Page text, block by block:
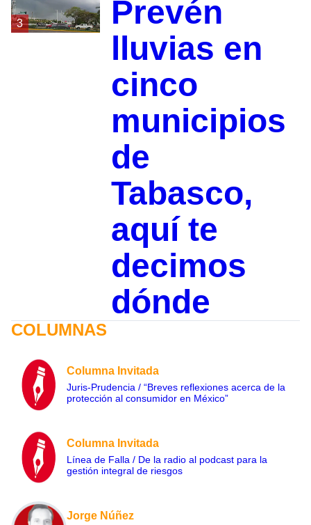
3
Prevén
lluvias en
cinco
municipios
de
Tabasco,
aquí te
decimos
dónde
COLUMNAS
Columna Invitada
Juris-Prudencia / “Breves reflexiones acerca de la
protección al consumidor en México”
Columna Invitada
Línea de Falla / De la radio al podcast para la
gestión integral de riesgos
Jorge Núñez